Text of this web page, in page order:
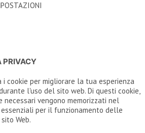
PRIVACY
cookie per migliorare la tua esperienza
l'uso del sito web. Di questi cookie,
necessari vengono memorizzati nel
per il funzionamento delle
Web.